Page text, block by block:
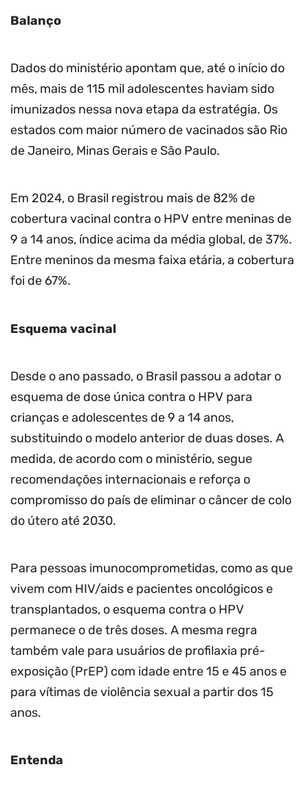
Balanço
Dados do ministério apontam que, até o início do
mês, mais de 115 mil adolescentes haviam sido
imunizados nessa nova etapa da estratégia. Os
estados com maior número de vacinados são Rio
de Janeiro, Minas Gerais e São Paulo.
Em 2024, o Brasil registrou mais de 82% de
cobertura vacinal contra o HPV entre meninas de
9 a 14 anos, índice acima da média global, de 37%.
Entre meninos da mesma faixa etária, a cobertura
foi de 67%.
Esquema vacinal
Desde o ano passado, o Brasil passou a adotar o
esquema de dose única contra o HPV para
crianças e adolescentes de 9 a 14 anos,
substituindo o modelo anterior de duas doses. A
medida, de acordo com o ministério, segue
recomendações internacionais e reforça o
compromisso do país de eliminar o câncer de colo
do útero até 2030.
Para pessoas imunocomprometidas, como as que
vivem com HIV/aids e pacientes oncológicos e
transplantados, o esquema contra o HPV
permanece o de três doses. A mesma regra
também vale para usuários de profilaxia pré-
exposição (PrEP) com idade entre 15 e 45 anos e
para vítimas de violência sexual a partir dos 15
anos.
Entenda